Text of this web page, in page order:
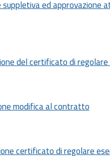
ed approvazione
del certificato di regolare
modifica al contratto
certificato di regolare